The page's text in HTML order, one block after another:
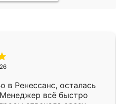
в Ренессанс, осталась
всё быстро